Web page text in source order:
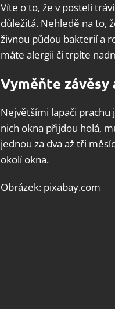
Víte o to, že v posteli
důležitá. Nehledě na to,
živnou půdou bakterií a
máte alergii či trpíte
Vyměňte závěsy
Největšími lapači prachu
nich okna přijdou holá,
jednou za dva až tři
okolí okna.
Obrázek: pixabay.com